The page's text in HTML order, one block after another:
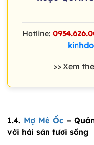
Hotline:
>> Xem
1.4. Mợ Mê Ốc–
với hải sản tươi sống